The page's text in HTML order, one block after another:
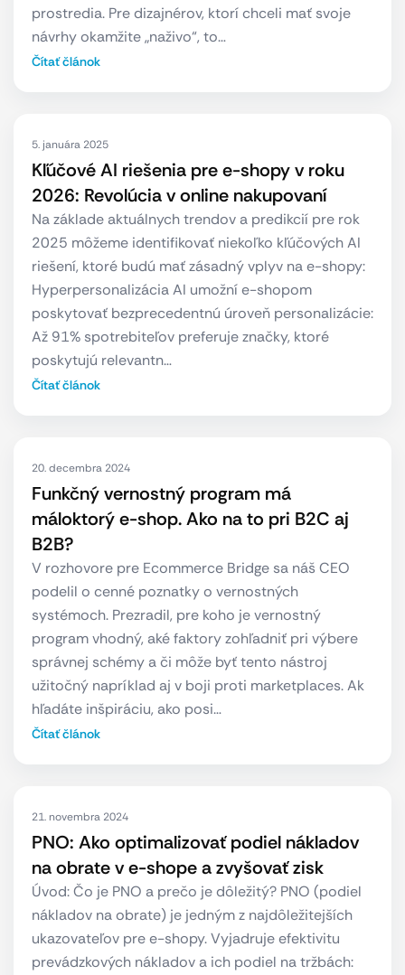
prostredia. Pre dizajnérov, ktorí chceli mať svoje
návrhy okamžite „naživo“, to…
Čítať článok
5. januára 2025
Kľúčové AI riešenia pre e-shopy v roku
2026: Revolúcia v online nakupovaní
Na základe aktuálnych trendov a predikcií pre rok
2025 môžeme identifikovať niekoľko kľúčových AI
riešení, ktoré budú mať zásadný vplyv na e-shopy:
Hyperpersonalizácia AI umožní e-shopom
poskytovať bezprecedentnú úroveň personalizácie:
Až 91% spotrebiteľov preferuje značky, ktoré
poskytujú relevantn…
Čítať článok
20. decembra 2024
Funkčný vernostný program má
máloktorý e-shop. Ako na to pri B2C aj
B2B?
V rozhovore pre Ecommerce Bridge sa náš CEO
podelil o cenné poznatky o vernostných
systémoch. Prezradil, pre koho je vernostný
program vhodný, aké faktory zohľadniť pri výbere
správnej schémy a či môže byť tento nástroj
užitočný napríklad aj v boji proti marketplaces. Ak
hľadáte inšpiráciu, ako posi…
Čítať článok
21. novembra 2024
PNO: Ako optimalizovať podiel nákladov
na obrate v e-shope a zvyšovať zisk
Úvod: Čo je PNO a prečo je dôležitý? PNO (podiel
nákladov na obrate) je jedným z najdôležitejších
ukazovateľov pre e-shopy. Vyjadruje efektivitu
prevádzkových nákladov a ich podiel na tržbách: